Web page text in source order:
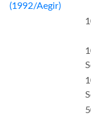
(1992/Aegir)